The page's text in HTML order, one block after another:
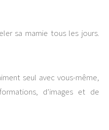
sa mamie tous les jours.
seul avec vous-même,
d’images et de